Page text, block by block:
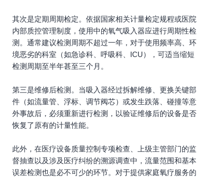
其次是定期周期检定。依据国家相关计量检定规程或医院
内部质控管理制度，使用中的氧气吸入器应进行周期性检
测。通常建议检测周期不超过一年，对于使用频率高、环
境恶劣的科室（如急诊科、呼吸科、ICU），可适当缩短
检测周期至半年甚至三个月。
第三是维修后检测。当吸入器经过拆解维修、更换关键部
件（如流量管、浮标、调节阀芯）或发生跌落、碰撞等意
外事故后，必须重新进行检测，以验证维修后的设备是否
恢复了原有的计量性能。
此外，在医疗设备质量控制专项检查、上级主管部门的监
督抽查以及涉及医疗纠纷的溯源调查中，流量范围和基本
误差检测也是必不可少的环节。对于提供家庭氧疗服务的